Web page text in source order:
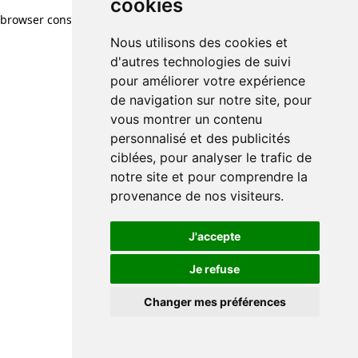
cookies
Nous utilisons des cookies et
d'autres technologies de suivi
pour améliorer votre expérience
de navigation sur notre site, pour
vous montrer un contenu
personnalisé et des publicités
ciblées, pour analyser le trafic de
notre site et pour comprendre la
provenance de nos visiteurs.
J'accepte
Je refuse
Changer mes préférences
browser console for more information)